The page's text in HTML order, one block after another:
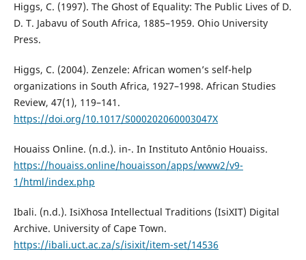
Higgs, C. (1997). The Ghost of Equality: The Public Lives of D.
D. T. Jabavu of South Africa, 1885–1959. Ohio University
Press.
Higgs, C. (2004). Zenzele: African women’s self-help
organizations in South Africa, 1927–1998. African Studies
Review, 47(1), 119–141.
https://doi.org/10.1017/S000202060003047X
Houaiss Online. (n.d.). in-. In Instituto Antônio Houaiss.
https://houaiss.online/houaisson/apps/www2/v9-
1/html/index.php
Ibali. (n.d.). IsiXhosa Intellectual Traditions (IsiXIT) Digital
Archive. University of Cape Town.
https://ibali.uct.ac.za/s/isixit/item-set/14536